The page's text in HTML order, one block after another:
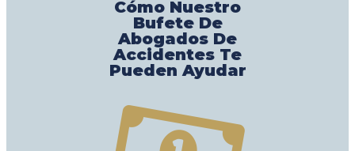
Cómo Nuestro
Bufete De
Abogados De
Accidentes Te
Pueden Ayudar